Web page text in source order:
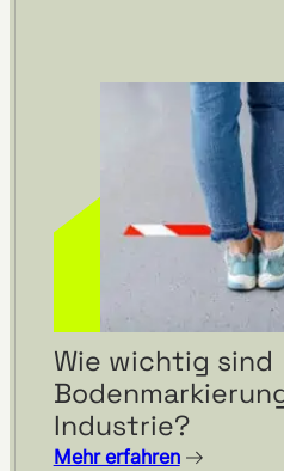
Wie wichtig sind
Industrie?
Mehr erfahren